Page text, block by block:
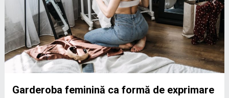
Garderoba feminină ca formă de exprimare